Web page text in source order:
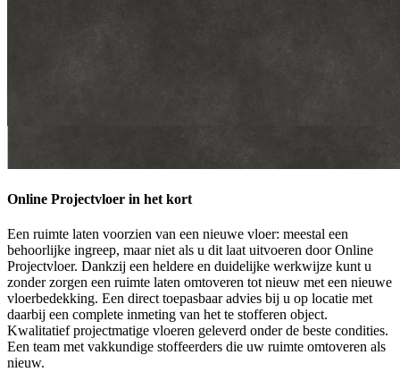
Online Projectvloer in het kort
Een ruimte laten voorzien van een nieuwe vloer: meestal een
behoorlijke ingreep, maar niet als u dit laat uitvoeren door Online
Projectvloer. Dankzij een heldere en duidelijke werkwijze kunt u
zonder zorgen een ruimte laten omtoveren tot nieuw met een nieuwe
vloerbedekking. Een direct toepasbaar advies bij u op locatie met
daarbij een complete inmeting van het te stofferen object.
Kwalitatief projectmatige vloeren geleverd onder de beste condities.
Een team met vakkundige stoffeerders die uw ruimte omtoveren als
nieuw.